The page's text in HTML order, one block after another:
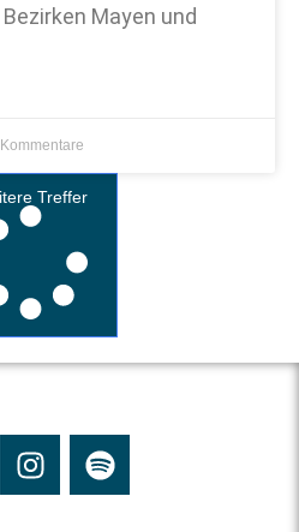
Mayen und
Treffer